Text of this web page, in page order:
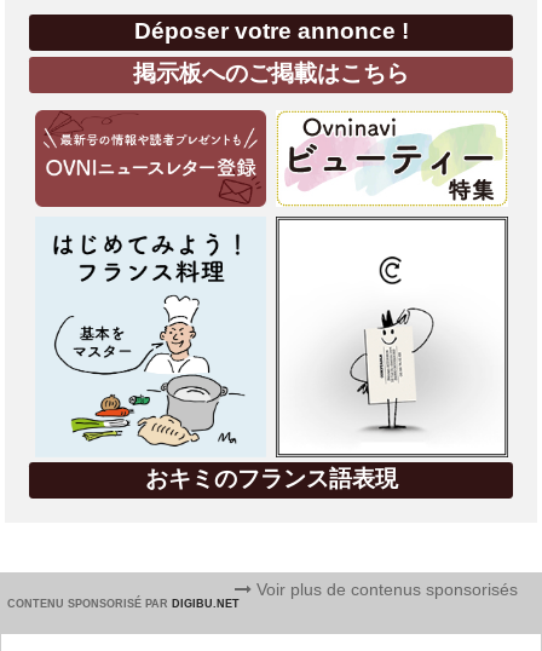
Déposer votre annonce !
掲示板へのご掲載はこちら
おキミのフランス語表現
CONTENU SPONSORISÉ PAR DIGIBU.NET
Voir plus de contenus sponsorisés